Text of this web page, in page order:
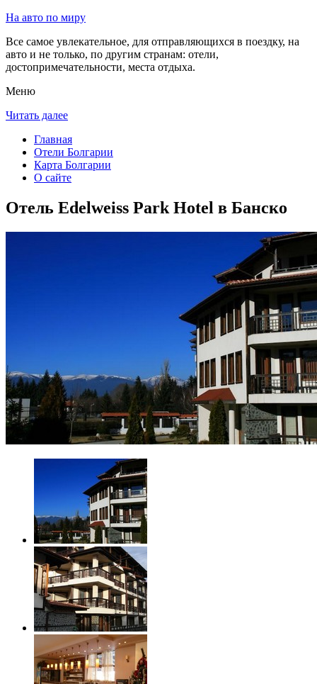
На авто по миру
Все самое увлекательное, для отправляющихся в поездку, на
авто и не только, по другим странам: отели,
достопримечательности, места отдыха.
Меню
Читать далее
Главная
Отели Болгарии
Карта Болгарии
О сайте
Отель Edelweiss Park Hotel в Банско